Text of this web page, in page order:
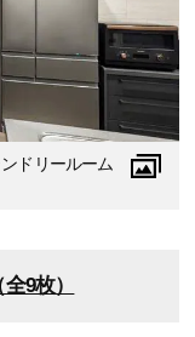
ドリールーム
9枚）